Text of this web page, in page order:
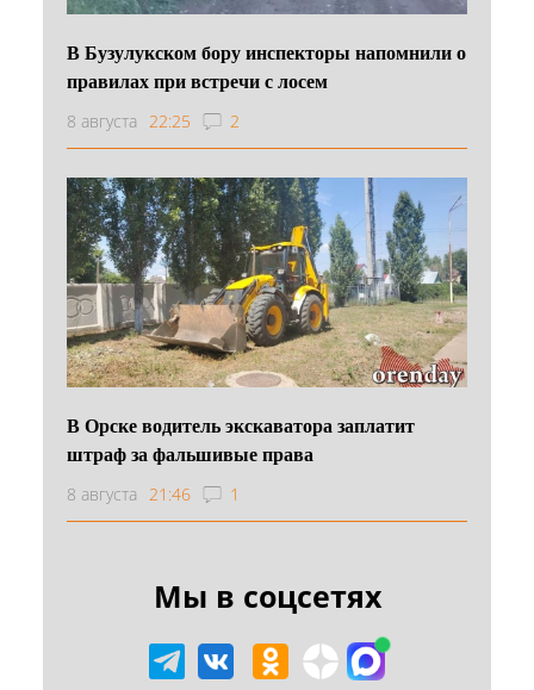
В Бузулукском бору инспекторы напомнили о
правилах при встречи с лосем
8 августа 22:25 2
В Орске водитель экскаватора заплатит
штраф за фальшивые права
8 августа 21:46 1
Мы в соцсетях